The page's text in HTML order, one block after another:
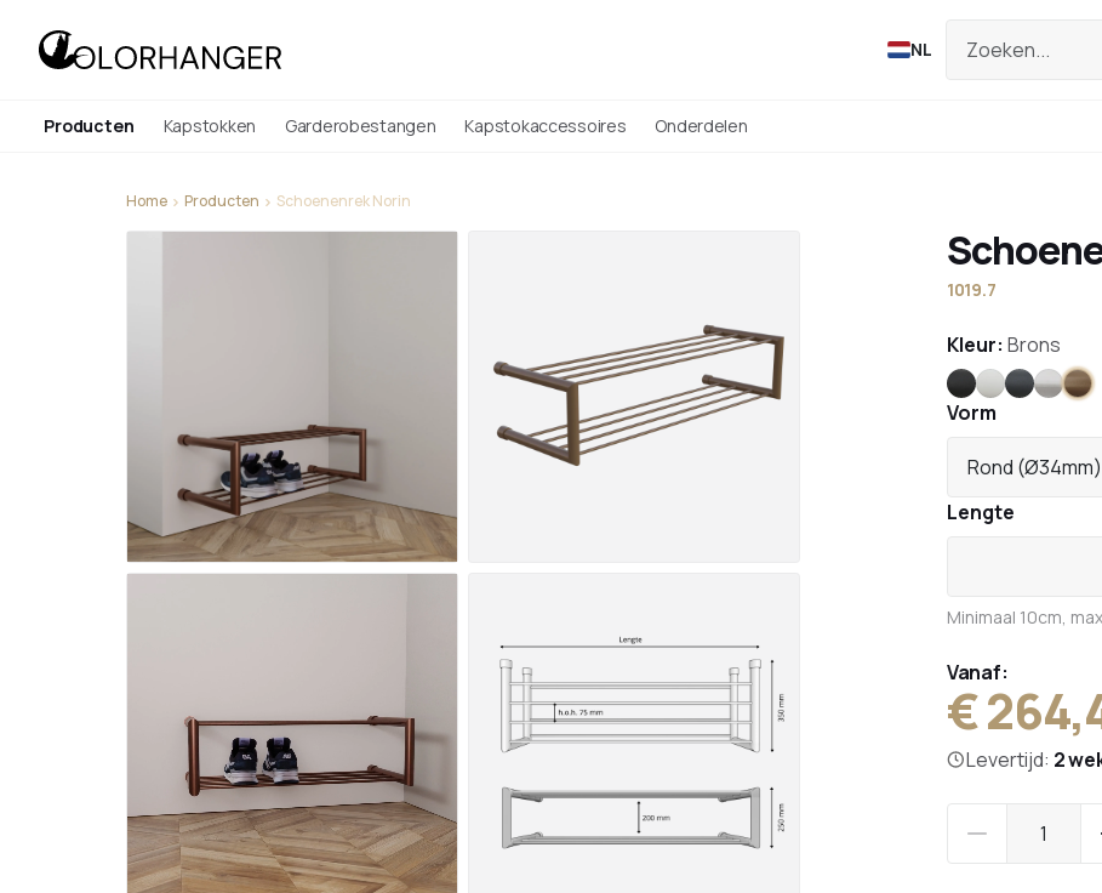
NL
Producten Kapstokken Garderobestangen Kapstokaccessoires Onderdelen
Home Producten Schoenenrek Norin
1019.7
Kleur: Brons
Zwart
WitAntraciet
RVS
Vorm
Rond (Ø34mm)
Lengte
Minimaal 10cm,
Vanaf:
€
Levertijd: 2